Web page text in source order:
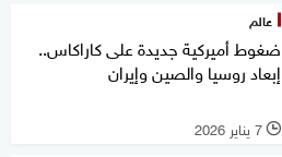
عالم
ضغوط أميركية جديدة على كاراكاس..
إبعاد روسيا والصين وإيران
l 7 يناير 2026